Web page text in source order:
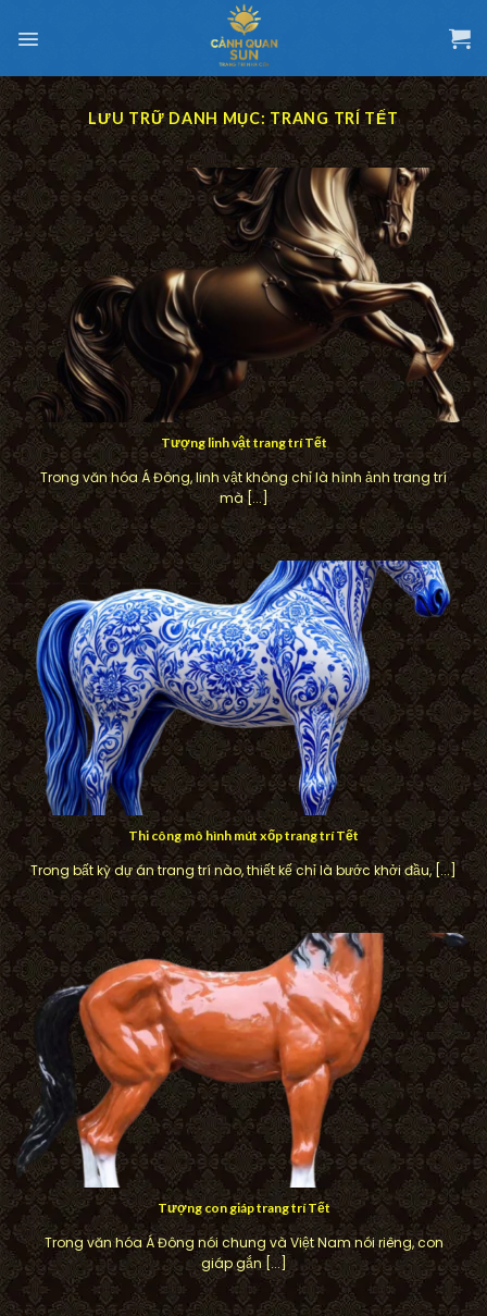
đến
dung
LƯU TRỮ DANH MỤC:TRANG TRÍ TẾT
Tượng linh vật trang trí Tết
Trong văn hóa Á Đông, linh vật không chỉ là hình ảnh trang trí
mà [...]
Thi công mô hình mút xốp trang trí Tết
Trong bất kỳ dự án trang trí nào, thiết kế chỉ là bước khởi đầu, [...]
Tượng con giáp trang trí Tết
Trong văn hóa Á Đông nói chung và Việt Nam nói riêng, con
giáp gắn [...]